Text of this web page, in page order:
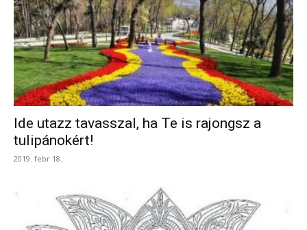
Ide utazz tavasszal, ha Te is rajongsz a
tulipánokért!
2019. febr 18.